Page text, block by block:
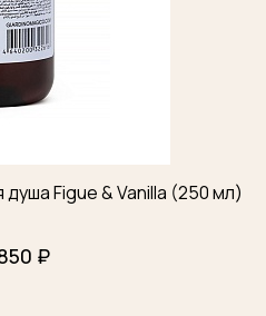
Figue & Vanilla (250 мл)
₽